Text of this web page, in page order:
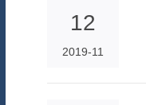
12
2019-11